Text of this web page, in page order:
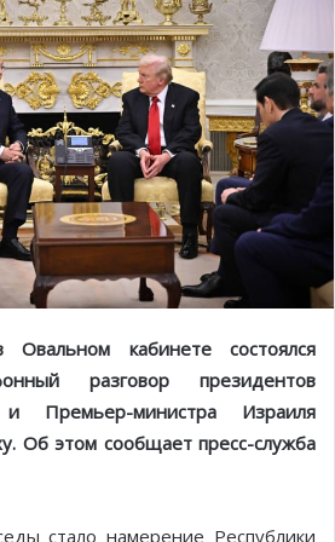
кабинете состоялся
разговор президентов
Премьер-министра Израиля
Об этом сообщает пресс-служба
стало намерение Республики